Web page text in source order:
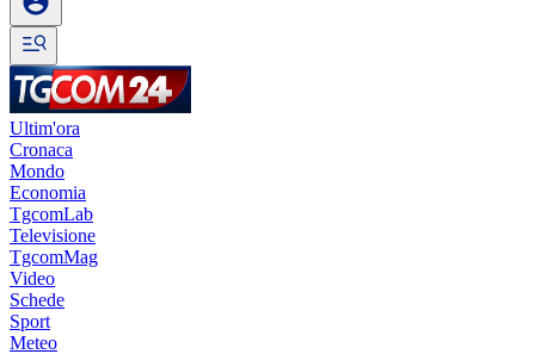
Ultim'ora
Cronaca
Mondo
Economia
TgcomLab
Televisione
TgcomMag
Video
Schede
Sport
Meteo